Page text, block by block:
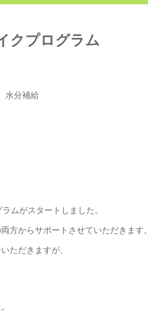
クプログラム
水分補給
ムがスタートしました。
方からサポートさせていただきます。
ただきますが、